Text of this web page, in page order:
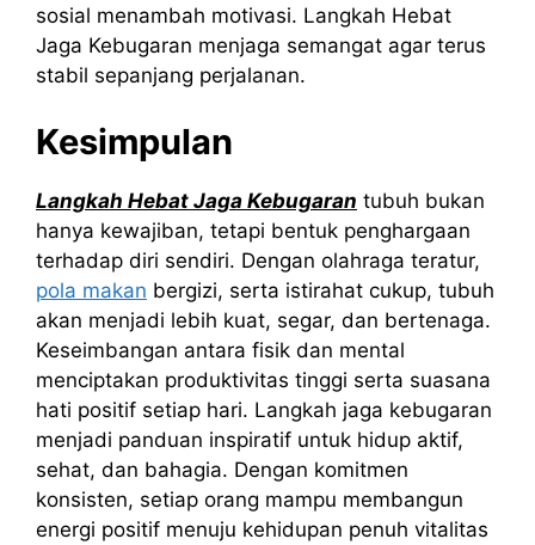
sosial menambah motivasi. Langkah Hebat
Jaga Kebugaran menjaga semangat agar terus
stabil sepanjang perjalanan.
Kesimpulan
Langkah Hebat Jaga Kebugaran tubuh bukan
hanya kewajiban, tetapi bentuk penghargaan
terhadap diri sendiri. Dengan olahraga teratur,
pola makan bergizi, serta istirahat cukup, tubuh
akan menjadi lebih kuat, segar, dan bertenaga.
Keseimbangan antara fisik dan mental
menciptakan produktivitas tinggi serta suasana
hati positif setiap hari. Langkah jaga kebugaran
menjadi panduan inspiratif untuk hidup aktif,
sehat, dan bahagia. Dengan komitmen
konsisten, setiap orang mampu membangun
energi positif menuju kehidupan penuh vitalitas